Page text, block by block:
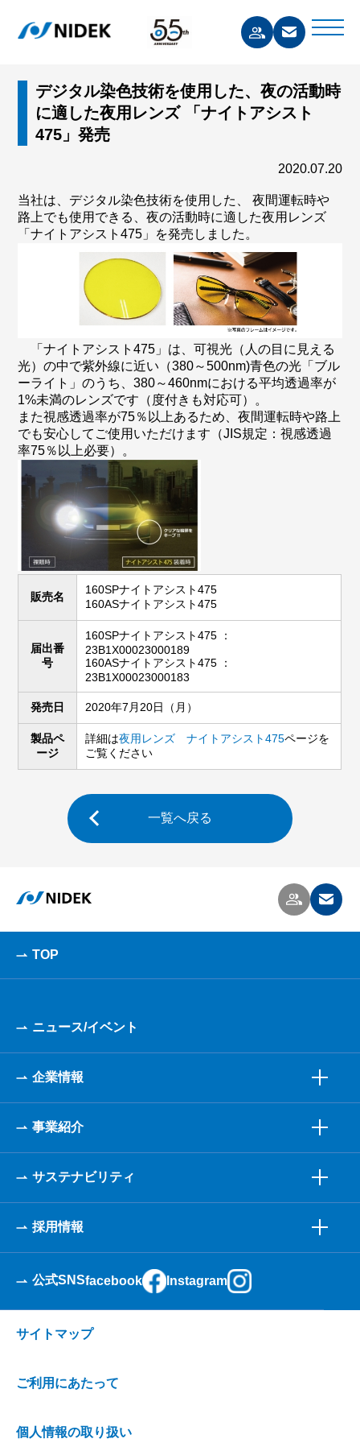
デジタル染色技術を使用した、夜の活動時
に適した夜用レンズ 「ナイトアシスト
475」発売
2020.07.20
当社は、デジタル染色技術を使用した、 夜間運転時や
路上でも使用できる、夜の活動時に適した夜用レンズ
「ナイトアシスト475」を発売しました。
「ナイトアシスト475」は、可視光（人の目に見える
光）の中で紫外線に近い（380～500nm)青色の光「ブル
ーライト」のうち、380～460nmにおける平均透過率が
1%未満のレンズです（度付きも対応可）。
また視感透過率が75％以上あるため、夜間運転時や路上
でも安心してご使用いただけます（JIS規定：視感透過
率75％以上必要）。
販売名
160SPナイトアシスト475
160ASナイトアシスト475
届出番
号
160SPナイトアシスト475 ：
23B1X00023000189
160ASナイトアシスト475 ：
23B1X00023000183
発売日 2020年7月20日（月）
製品ペ
ージ
詳細は夜用レンズ ナイトアシスト475ページを
ご覧ください
一覧へ戻る
TOP
ニュース/イベント
企業情報
事業紹介
サステナビリティ
採用情報
公式SNSfacebook Instagram
サイトマップ
ご利用にあたって
個人情報の取り扱い